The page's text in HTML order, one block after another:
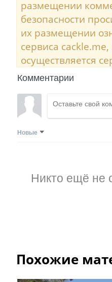
размещении
безопасности
их размещении
сервиса
осуществляется
Комментарии
Новые
Никто ещё не
Похожие